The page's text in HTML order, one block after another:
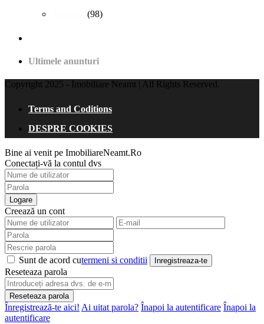
(98)
Ultimele anunturi
Copyright 2025 - Imobiliare Neamt | All Rights Reserved.
Terms and Coditions
DESPRE COOKIES
Bine ai venit pe ImobiliareNeamt.Ro
Conectați-vă la contul dvs
Logare
Creează un cont
Sunt de acord cutermeni si conditii Inregistreaza-te
Reseteaza parola
Reseteaza parola
Înregistrează-te aici! Ai uitat parola? Înapoi la autentificare Înapoi la
autentificare